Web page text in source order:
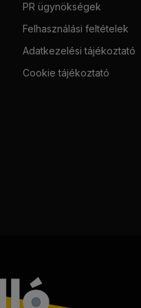
PR ügynökségek
Felhasználási feltételek
Adatkezelési tájékoztató
Cookie tájékoztató